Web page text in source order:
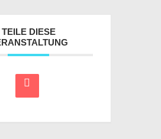
TEILE DIESE